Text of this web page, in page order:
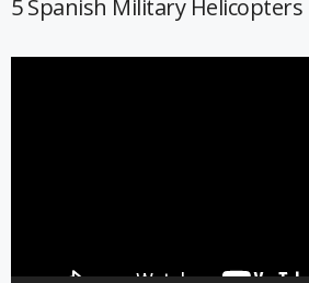
5 Spanish Military Helicopters